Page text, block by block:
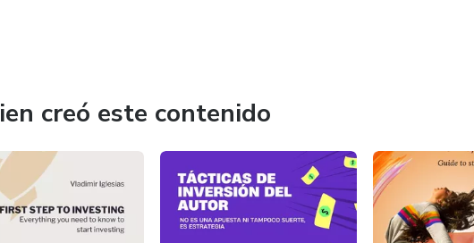
detectarlos y empezar a dar esos primeros pasos para lograr una meta
financiera presente y futura.
si realmente conocemos y estamos usando de manera eficiente las
el mercado o si seguimos siendo el activo que usa el mercado financiero.
creó este contenido